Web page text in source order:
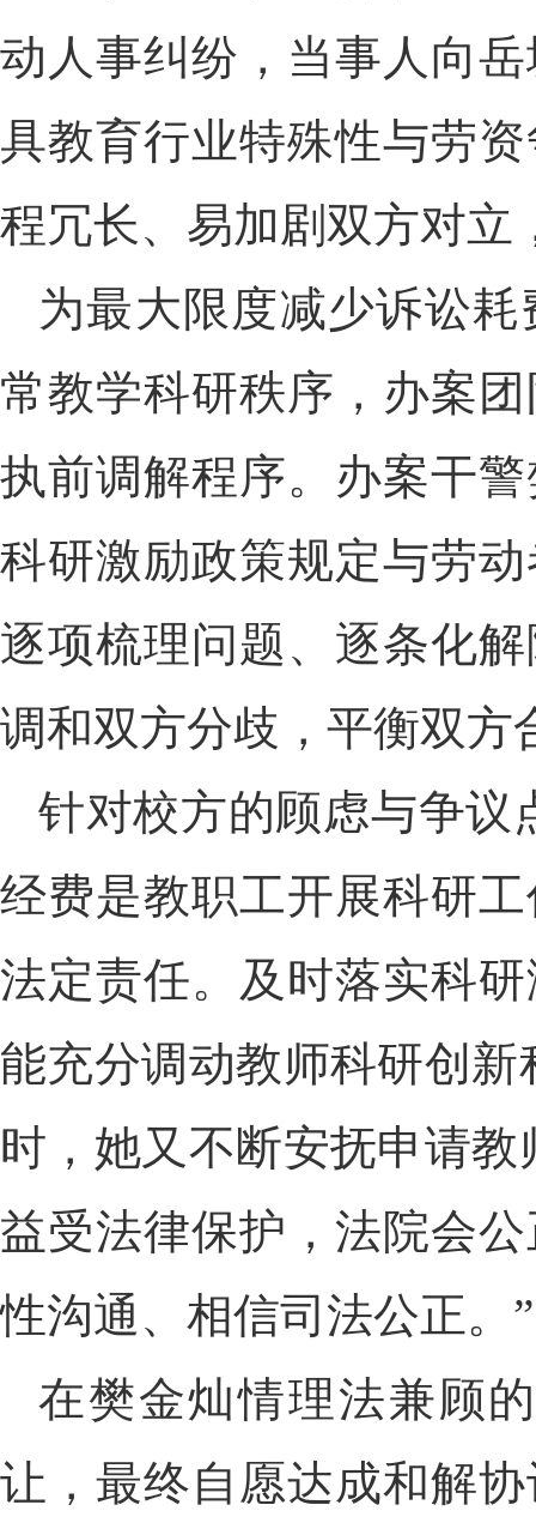
动人事纠纷，当事人向
具教育行业特殊性与劳
程冗长、易加剧双方对立
为最大限度减少诉讼
常教学科研秩序，办案
执前调解程序。办案干
科研激励政策规定与劳
逐项梳理问题、逐条化
调和双方分歧，平衡双方
针对校方的顾虑与争议
经费是教职工开展科研
法定责任。及时落实科
能充分调动教师科研创
时，她又不断安抚申请
益受法律保护，法院会
性沟通、相信司法公正。”
在樊金灿情理法兼顾
让，最终自愿达成和解